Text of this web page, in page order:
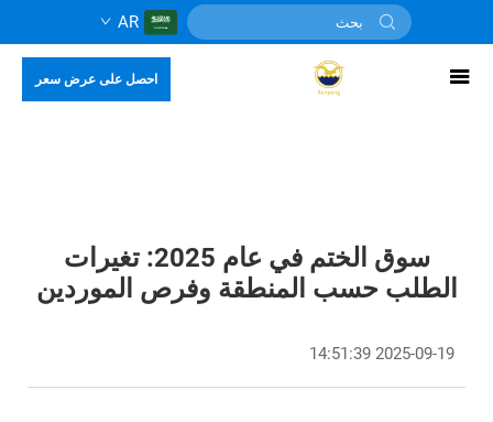
AR
احصل على عرض سعر
سوق الختم في عام 2025: تغيرات
الطلب حسب المنطقة وفرص الموردين
2025-09-19 14:51:39